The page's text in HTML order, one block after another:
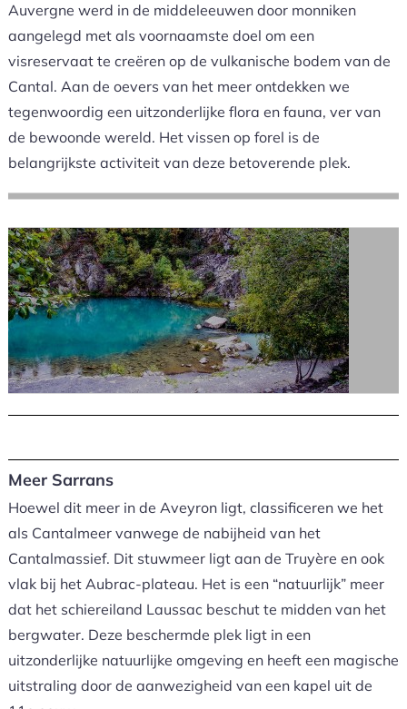
Auvergne werd in de middeleeuwen door monniken
aangelegd met als voornaamste doel om een ​​
visreservaat te creëren op de vulkanische bodem van de
Cantal. Aan de oevers van het meer ontdekken we
tegenwoordig een uitzonderlijke flora en fauna, ver van
de bewoonde wereld. Het vissen op forel is de
belangrijkste activiteit van deze betoverende plek.
Meer Sarrans
Hoewel dit meer in de Aveyron ligt, classificeren we het
als Cantalmeer vanwege de nabijheid van het
Cantalmassief. Dit stuwmeer ligt aan de Truyère en ook
vlak bij het Aubrac-plateau. Het is een “natuurlijk” meer
dat het schiereiland Laussac beschut te midden van het
bergwater. Deze beschermde plek ligt in een
uitzonderlijke natuurlijke omgeving en heeft een magische
uitstraling door de aanwezigheid van een kapel uit de